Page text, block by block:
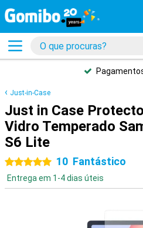
Just-in-Case
Just in Case
Vidro Temperado
S6 Lite
5 estrelas
10 Fantástico
Entrega em 1-4 dias úteis